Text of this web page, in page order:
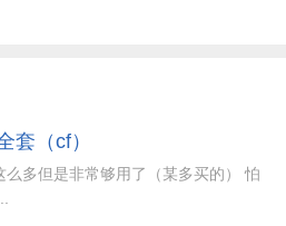
套（cf）
多但是非常够用了（某多买的） 怕